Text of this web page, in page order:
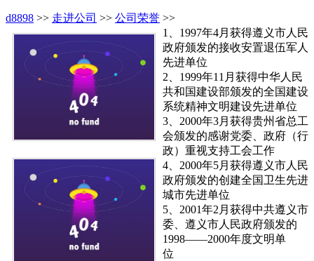
d8898 >> 走进公司 >> 公司荣誉 >>
1、1997年4月获得遵义市人民
政府颁发的接收安置退伍军人
先进单位
2、1999年11月获得中华人民
共和国建设部颁发的全国建设
系统精神文明建设先进单位
3、2000年3月获得贵州省总工
会颁发的感谢党委、政府（行
政）重视支持工会工作
4、2000年5月获得遵义市人民
政府颁发的创建全国卫生先进
城市先进单位
5、2001年2月获得中共遵义市
委、遵义市人民政府颁发的
1998——2000年度文明单
位